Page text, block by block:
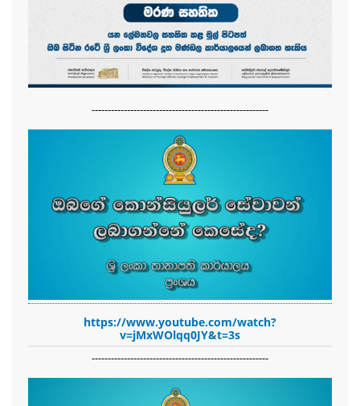
-------------------------------------------------------
https://www.youtube.com/watch?
v=jMxWOlqq0JY&t=3s
-------------------------------------------------------